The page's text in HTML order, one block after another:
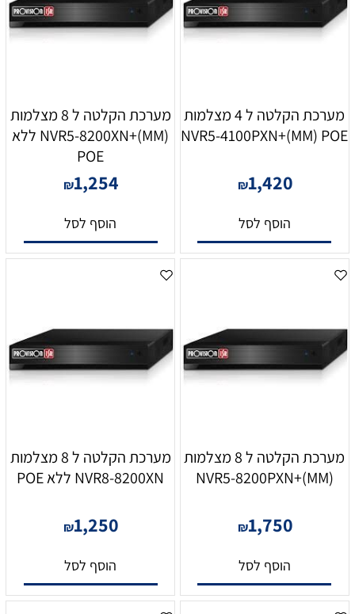
מערכת הקלטה ל 4 מצלמות
NVR5-4100PXN+(MM) POE
₪1,420
הוסף לסל
מערכת הקלטה ל 8 מצלמות
NVR5-8200XN+(MM) ללא
POE
₪1,254
הוסף לסל
מערכת הקלטה ל 8 מצלמות
NVR5-8200PXN+(MM)
₪1,750
הוסף לסל
מערכת הקלטה ל 8 מצלמות
NVR8-8200XN ללא POE
₪1,250
הוסף לסל